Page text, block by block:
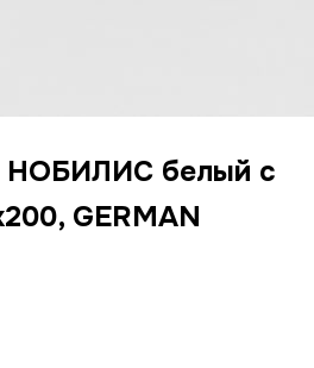
НОБИЛИС белый с
GERMAN